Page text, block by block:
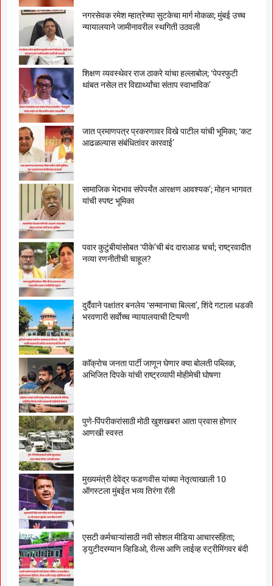
नगरसेवक रमेश म्हात्रेच्या सुटकेचा मार्ग मोकळा; मुंबई उच्च
न्यायालयाने जामीनावरील स्थगिती उठवली
शिक्षण व्यवस्थेवर राज ठाकरे यांचा हल्लाबोल; ‘पेपरफुटी
थांबत नसेल तर विद्यार्थ्यांचा संताप स्वाभाविक’
जात प्रमाणपत्र प्रकरणावर विखे पाटील यांची भूमिका; ‘कट
आढळल्यास संबंधितांवर कारवाई’
सामाजिक भेदभाव संपेपर्यंत आरक्षण आवश्यक’; मोहन भागवत
यांची स्पष्ट भूमिका
पवार कुटुंबीयांसोबत ‘पीके’ची बंद दाराआड चर्चा; राष्ट्रवादीत
नव्या रणनीतीची चाहूल?
दुर्दैवाने पक्षांतर बनलेय ‘सन्मानाचा बिल्ला’, शिंदे गटाला धडकी
भरवणारी सर्वाेच्च न्यायालयाची टिप्पणी
काॅक्राेच जनता पार्टी जाणून घेणार क्या बाेलती पब्लिक,
अभिजित दिपके यांची राष्ट्रव्यापी माेहीमेची घाेषणा
पुणे-पिंपरीकरांसाठी मोठी खुशखबर! आता प्रवास होणार
आणखी स्वस्त
मुख्यमंत्री देवेंद्र फडणवीस यांच्या नेतृत्वाखाली 10
ऑगस्टला मुंबईत भव्य तिरंगा रॅली
एसटी कर्मचाऱ्यांसाठी नवी सोशल मीडिया आचारसंहिता;
ड्युटीदरम्यान व्हिडिओ, रील्स आणि लाईव्ह स्ट्रीमिंगवर बंदी